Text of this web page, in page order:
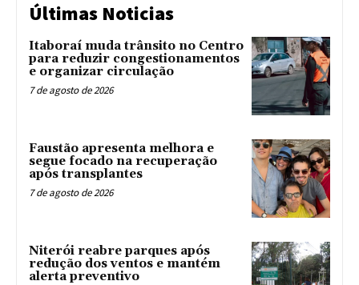
Últimas Noticias
Itaboraí muda trânsito no Centro
para reduzir congestionamentos
e organizar circulação
7 de agosto de 2026
Faustão apresenta melhora e
segue focado na recuperação
após transplantes
7 de agosto de 2026
Niterói reabre parques após
redução dos ventos e mantém
alerta preventivo